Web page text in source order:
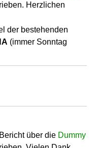
Herzlichen
der bestehenden
(immer Sonntag
über die Dummy